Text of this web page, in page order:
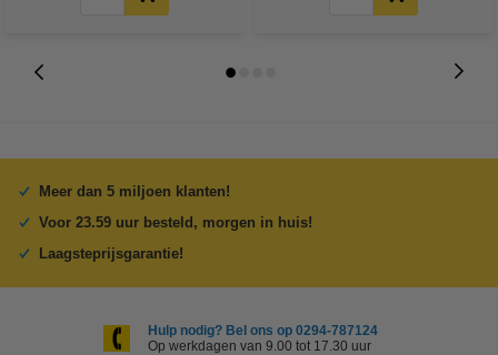
Meer dan 5 miljoen klanten!
Voor 23.59 uur besteld, morgen in huis!
Laagsteprijsgarantie!
Hulp nodig? Bel ons op 0294-787124
Op werkdagen van 9.00 tot 17.30 uur